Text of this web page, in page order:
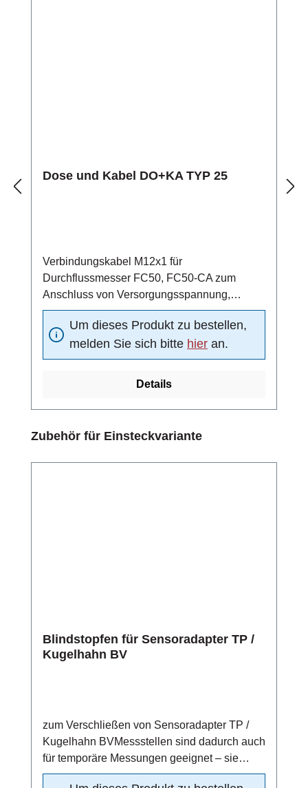
Dose und Kabel DO+KA TYP 25
Verbindungskabel M12x1 für
Durchflussmesser FC50, FC50-CA zum
Anschluss von Versorgungsspannung,
Analogausgang und Schaltausgangmit
Steckverbinder nach IEC 60947-5-2, 4-polig
M12x1 und Kabel mit halogenfreier PUR-
Isolation 4x0,34 mm2Schutzart IP67 (nur im
verschraubten Zustand mit dem
Um dieses Produkt zu bestellen,
melden Sie sich bitte hier an.
Details
Produktgalerie überspringen
Zubehör für Einsteckvariante
Blindstopfen für Sensoradapter TP /
Kugelhahn BV
zum Verschließen von Sensoradapter TP /
Kugelhahn BVMessstellen sind dadurch auch
für temporäre Messungen geeignet – sie
können nach einem Messzyklus durch einen